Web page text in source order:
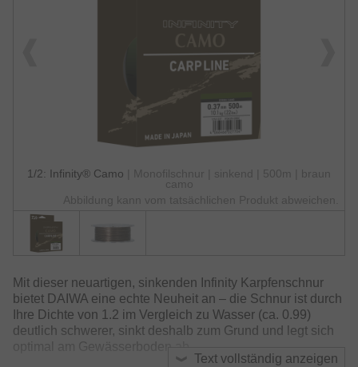
1/2: Infinity® Camo
| Monofilschnur | sinkend | 500m | braun
camo
Abbildung kann vom tatsächlichen Produkt abweichen.
Text vollständig anzeigen
Mit dieser neuartigen, sinkenden Infinity Karpfenschnur
bietet DAIWA eine echte Neuheit an – die Schnur ist durch
Ihre Dichte von 1.2 im Vergleich zu Wasser (ca. 0.99)
deutlich schwerer, sinkt deshalb zum Grund und legt sich